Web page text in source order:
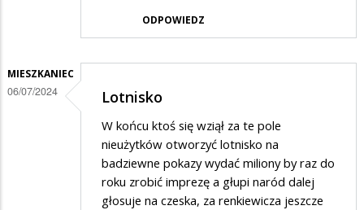
ODPOWIEDZ
MIESZKANIEC
06/07/2024 Lotnisko
W końcu ktoś się wziął za te pole
nieużytków otworzyć lotnisko na
badziewne pokazy wydać miliony by raz do
roku zrobić imprezę a głupi naród dalej
głosuje na czeska, za renkiewicza jeszcze